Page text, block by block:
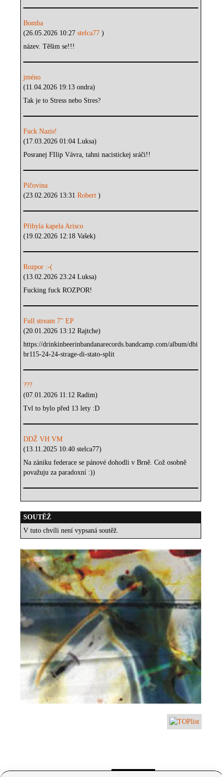
Bomba
(26.05.2026 10:27stelca77)
název. Těšim se!!!
jméno
(11.04.2026 19:13 ondra)
Tak je to Stress nebo Stres?
Fuck Nazis!
(17.03.2026 01:04 Luksa)
Posranej FIlip Vávra, tahni nacistickej sráči!!
Píčovina
(23.02.2026 13:31Robert)
Přibyla kapela Arisco
(19.02.2026 12:18 Vašek)
Rozpor :-(
(13.02.2026 23:24 Luksa)
Fucking fuck ROZPOR!
Full stream 7" EP
(20.01.2026 13:12 Rajtche)
https://drinkinbeerinbandanarecords.bandcamp.com/album/dbi
br115-24-24-strage-di-stato-split
???
(07.01.2026 11:12 Radim)
Tvl to bylo před 13 lety :D
DDŽ VH VM
(13.11.2025 10:40 stelca77)
Na zániku federace se pánové dohodli v Brně. Což osobně
považuju za paradoxní :))
SOUTĚŽ
V tuto chvíli není vypsaná soutěž.